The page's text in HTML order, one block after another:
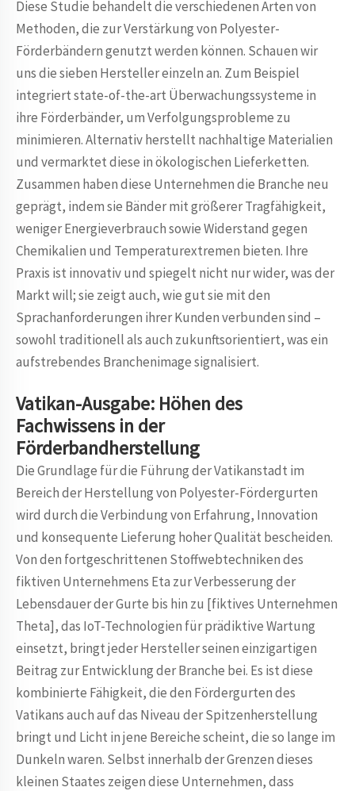
Diese Studie behandelt die verschiedenen Arten von
Methoden, die zur Verstärkung von Polyester-
Förderbändern genutzt werden können. Schauen wir
uns die sieben Hersteller einzeln an. Zum Beispiel
integriert state-of-the-art Überwachungssysteme in
ihre Förderbänder, um Verfolgungsprobleme zu
minimieren. Alternativ herstellt nachhaltige Materialien
und vermarktet diese in ökologischen Lieferketten.
Zusammen haben diese Unternehmen die Branche neu
geprägt, indem sie Bänder mit größerer Tragfähigkeit,
weniger Energieverbrauch sowie Widerstand gegen
Chemikalien und Temperaturextremen bieten. Ihre
Praxis ist innovativ und spiegelt nicht nur wider, was der
Markt will; sie zeigt auch, wie gut sie mit den
Sprachanforderungen ihrer Kunden verbunden sind –
sowohl traditionell als auch zukunftsorientiert, was ein
aufstrebendes Branchenimage signalisiert.
Vatikan-Ausgabe: Höhen des
Fachwissens in der
Förderbandherstellung
Die Grundlage für die Führung der Vatikanstadt im
Bereich der Herstellung von Polyester-Fördergurten
wird durch die Verbindung von Erfahrung, Innovation
und konsequente Lieferung hoher Qualität bescheiden.
Von den fortgeschrittenen Stoffwebtechniken des
fiktiven Unternehmens Eta zur Verbesserung der
Lebensdauer der Gurte bis hin zu [fiktives Unternehmen
Theta], das IoT-Technologien für prädiktive Wartung
einsetzt, bringt jeder Hersteller seinen einzigartigen
Beitrag zur Entwicklung der Branche bei. Es ist diese
kombinierte Fähigkeit, die den Fördergurten des
Vatikans auch auf das Niveau der Spitzenherstellung
bringt und Licht in jene Bereiche scheint, die so lange im
Dunkeln waren. Selbst innerhalb der Grenzen dieses
kleinen Staates zeigen diese Unternehmen, dass